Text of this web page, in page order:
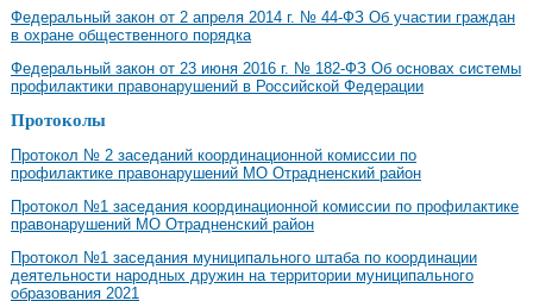
Федеральный закон от 2 апреля 2014 г. № 44-ФЗ Об участии граждан
в охране общественного порядка
Федеральный закон от 23 июня 2016 г. № 182-ФЗ Об основах системы
профилактики правонарушений в Российской Федерации
Протоколы
Протокол № 2 заседаний координационной комиссии по
профилактике правонарушений МО Отрадненский район
Протокол №1 заседания координационной комиссии по профилактике
правонарушений МО Отрадненский район
Протокол №1 заседания муниципального штаба по координации
деятельности народных дружин на территории муниципального
образования 2021